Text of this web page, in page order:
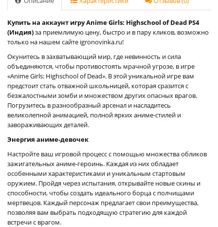
Купить на аккаунт игру Anime Girls: Highschool of Dead PS4
(Индия)за приемлимую цену, быстро и в пару кликов, возможно
только на нашем сайте igronovinka.ru!
Окунитесь в захватывающий мир, где невинность и сила
объединяются, чтобы противостоять мрачной угрозе, в игре
«Anime Girls: Highschool of Dead». В этой уникальной игре вам
предстоит стать отважной школьницей, которая сразится с
безжалостными зомби и множеством других опасных врагов.
Погрузитесь в разнообразный арсенал и насладитесь
великолепной анимацией, полной ярких аниме-стилей и
завораживающих деталей.
Энергия аниме-девочек
Настройте ваш игровой процесс с помощью множества обликов
зажигательных аниме-героинь. Каждая из них обладает
особенными характеристиками и уникальным стартовым
оружием. Пройдя через испытания, открывайте новые скины и
способности, чтобы создать идеального борца с полчищами
мертвецов. Каждый персонаж предлагает свои преимущества,
позволяя вам выбрать подходящую стратегию для каждой
встречи с врагом.